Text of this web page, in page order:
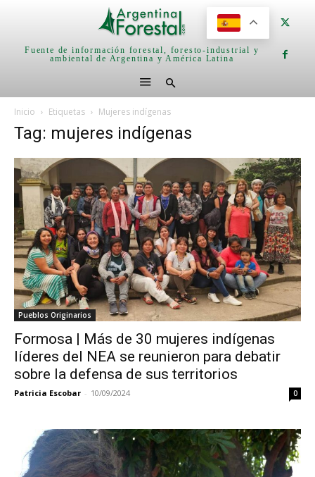
Fuente de información forestal, foresto-industrial y
ambiental de Argentina y América Latina
Inicio Etiquetas Mujeres indígenas
Tag: mujeres indígenas
Pueblos Originarios
Formosa | Más de 30 mujeres indígenas
líderes del NEA se reunieron para debatir
sobre la defensa de sus territorios
Patricia Escobar - 10/09/2024 0